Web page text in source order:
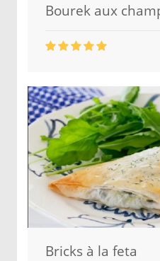
Bourek aux
Bricks à la feta